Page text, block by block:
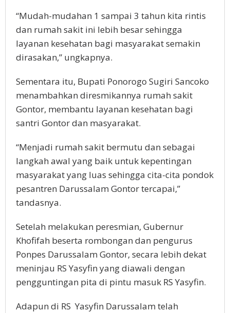
“Mudah-mudahan 1 sampai 3 tahun kita rintis
dan rumah sakit ini lebih besar sehingga
layanan kesehatan bagi masyarakat semakin
dirasakan,” ungkapnya.
Sementara itu, Bupati Ponorogo Sugiri Sancoko
menambahkan diresmikannya rumah sakit
Gontor, membantu layanan kesehatan bagi
santri Gontor dan masyarakat.
“Menjadi rumah sakit bermutu dan sebagai
langkah awal yang baik untuk kepentingan
masyarakat yang luas sehingga cita-cita pondok
pesantren Darussalam Gontor tercapai,”
tandasnya.
Setelah melakukan peresmian, Gubernur
Khofifah beserta rombongan dan pengurus
Ponpes Darussalam Gontor, secara lebih dekat
meninjau RS Yasyfin yang diawali dengan
pengguntingan pita di pintu masuk RS Yasyfin.
Adapun di RS Yasyfin Darussalam telah